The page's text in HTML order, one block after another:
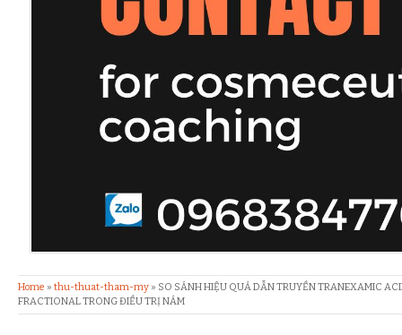
Home » thu-thuat-tham-my » SO SÁNH HIỆU QUẢ DẪN TRUYỀN TRANEXAMIC
FRACTIONAL TRONG ĐIỀU TRỊ NÁM